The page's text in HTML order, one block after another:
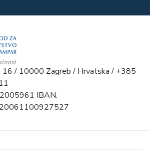
16 / 10000 Zagreb / Hrvatska / +385
IBAN: